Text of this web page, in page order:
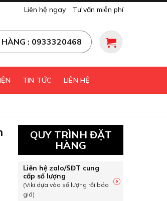
Liên hệ ngay Tư vấn miễn phí
HÀNG : 0933320468
TIN TỨC LIÊN HỆ
6W sáng vàng 3000K Philips số lượng
QUY TRÌNH ĐẶT
HÀNG
Liên hệ zalo/SĐT cung
cấp số lượng
(Viki dựa vào số lượng rồi báo
giá)